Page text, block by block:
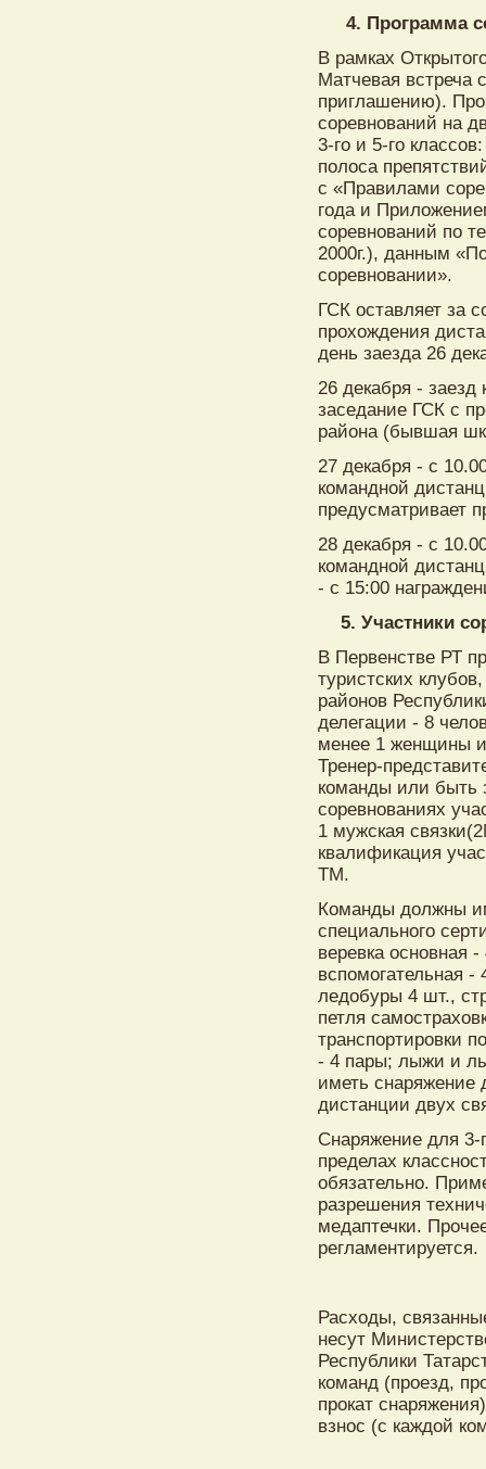
4. Программа
В рамках
Матчевая встреча
приглашению).
соревнований на
3-го и 5-го
полоса
с «Правилами
года и
соревнований по
2000г.), данным
соревновании».
ГСК оставляет за
прохождения
день заезда 26
26 декабря -
заседание ГСК с
района (бывшая
27 декабря - с
командной
предусматривает
28 декабря - с
командной
- с 15:00
5. Участники
В Первенстве РТ
туристских
районов
делегации - 8
менее 1 женщины и
Тренер-
команды или быть
соревнованиях
1 мужская
квалификация
ТМ.
Команды должны
специального
веревка основная
вспомогательная
ледобуры 4 шт.,
петля
транспортировки
- 4 пары; лыжи и
иметь снаряжение
дистанции двух
Снаряжение для 3-
пределах
обязательно.
разрешения
медаптечки.
регламентируется.
Расходы,
несут
Республики
команд (проезд,
прокат
взнос (с каждой